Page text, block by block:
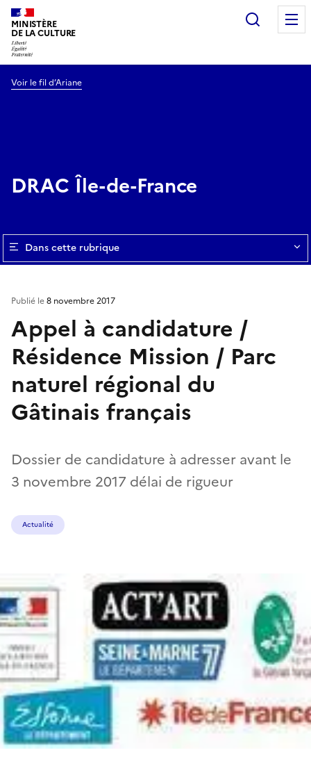
MINISTÈRE
DE LA CULTURE
Voir le fil d’Ariane
DRAC Île-de-France
Dans cette rubrique
Appel à candidature /
Résidence Mission / Parc
naturel régional du
Gâtinais français
Dossier de candidature à adresser avant le
3 novembre 2017 délai de rigueur
Publié le8 novembre 2017
Actualité